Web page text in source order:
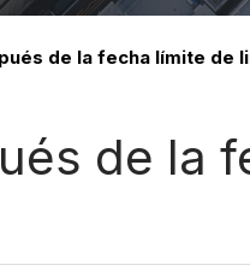
de la fecha límite de
de la